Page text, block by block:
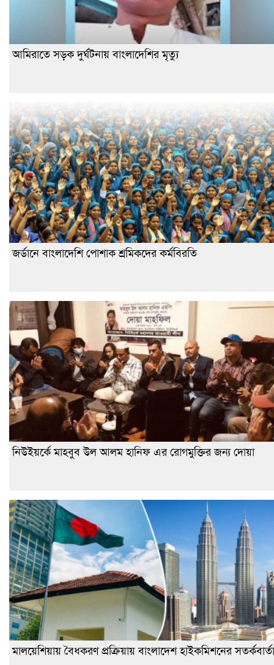
আমিরাতে সড়ক দুর্ঘটনায় বাংলাদেশির মৃত্যু
জর্ডানে বাংলাদেশি পোশাক শ্রমিকদের কর্মবিরতি
নিউইয়র্কে মাহবুব উল আলম হানিফ এর রোগমুক্তির জন্য দোয়া
মালয়েশিয়ায় বৈধকরণ প্রক্রিয়ায় বাংলাদেশ হাইকমিশনের সতর্কবার্তা